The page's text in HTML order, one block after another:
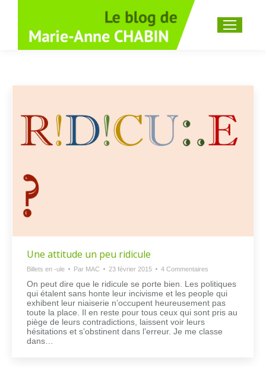
Recherche
Une attitude un peu ridicule
Billets en -ule Par MAC 23 février 2015 4 Commentaires
On peut dire que le ridicule se porte bien. Les politiques
qui étalent sans honte leur incivisme et les people qui
exhibent leur niaiserie n’occupent heureusement pas
toute la place. Il en reste pour tous ceux qui sont pris au
piège de leurs contradictions, laissent voir leurs
hésitations et s’obstinent dans l’erreur. Je me classe
dans…